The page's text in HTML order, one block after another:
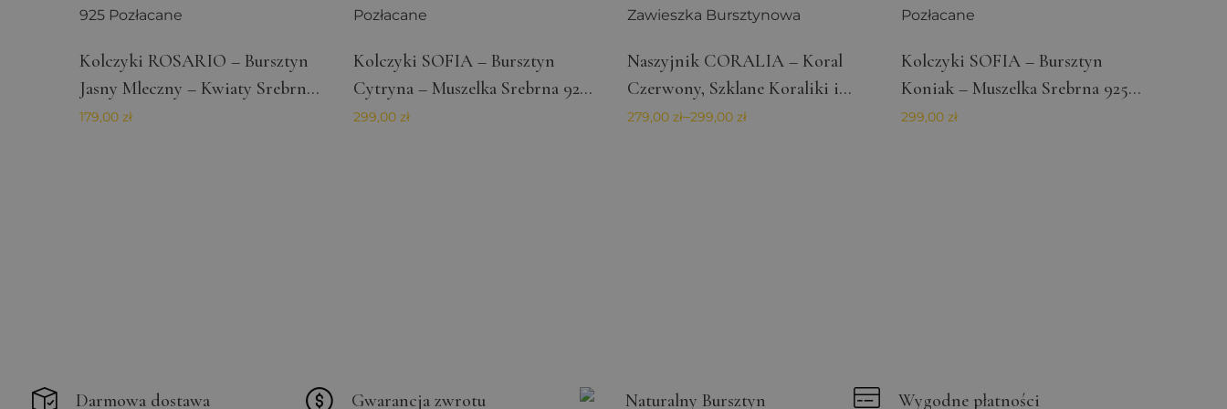
Kolczyki ROSARIO – Bursztyn
Jasny Mleczny – Kwiaty Srebrne
925 Pozłacane
179,00 zł
Kolczyki SOFIA – Bursztyn
Cytryna – Muszelka Srebrna 925
Pozłacane
299,00 zł
Naszyjnik CORALIA – Koral
Czerwony, Szklane Koraliki i
Zawieszka Bursztynowa
279,00 zł–299,00 zł
Kolczyki SOFIA – Bursztyn
Koniak – Muszelka Srebrna 925
Pozłacane
299,00 zł
Darmowa dostawa Gwarancja zwrotu Naturalny Bursztyn Wygodne płatności
Nazwa
Domena
przechowywania
Opis
Meta Platform
Używany przez Facebooka do dostarczania serii produktów reklamowych, takich jak
woosw_key